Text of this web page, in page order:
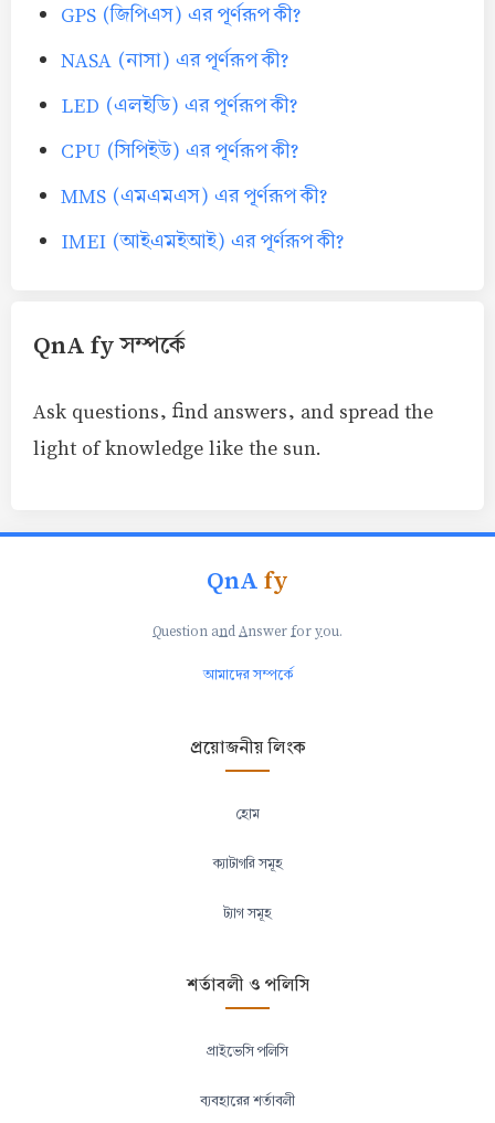
GPS (জিপিএস) এর পূর্ণরূপ কী?
NASA (নাসা) এর পূর্ণরূপ কী?
LED (এলইডি) এর পূর্ণরূপ কী?
CPU (সিপিইউ) এর পূর্ণরূপ কী?
MMS (এমএমএস) এর পূর্ণরূপ কী?
IMEI (আইএমইআই) এর পূর্ণরূপ কী?
QnA fy সম্পর্কে
Ask questions, find answers, and spread the
light of knowledge like the sun.
QnAfy
Question andAnswer foryou.
আমাদের সম্পর্কে
প্রয়োজনীয় লিংক
হোম
ক্যাটাগরি সমূহ
ট্যাগ সমূহ
শর্তাবলী ও পলিসি
প্রাইভেসি পলিসি
ব্যবহারের শর্তাবলী